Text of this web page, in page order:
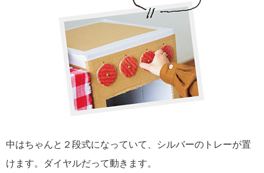
中はちゃんと２段式になっていて、シルバーのトレーが置
けます。ダイヤルだって動きます。